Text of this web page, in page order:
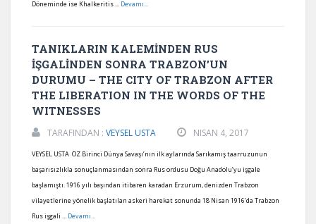
Döneminde ise Khalkeritis ... Devamı...
TANIKLARIN KALEMİNDEN RUS
İŞGALİNDEN SONRA TRABZON’UN
DURUMU – THE CITY OF TRABZON AFTER
THE LIBERATION IN THE WORDS OF THE
WITNESSES
TARAFINDAN : VEYSEL USTA NISAN 4, 2017
VEYSEL USTA ÖZ Birinci Dünya Savaşı’nın ilk aylarında Sarıkamış taarruzunun
başarısızlıkla sonuçlanmasından sonra Rus ordusu Doğu Anadolu’yu işgale
başlamıştı. 1916 yılı başından itibaren karadan Erzurum, denizden Trabzon
vilayetlerine yönelik başlatılan askeri harekat sonunda 18 Nisan 1916’da Trabzon
Rus işgali ... Devamı...